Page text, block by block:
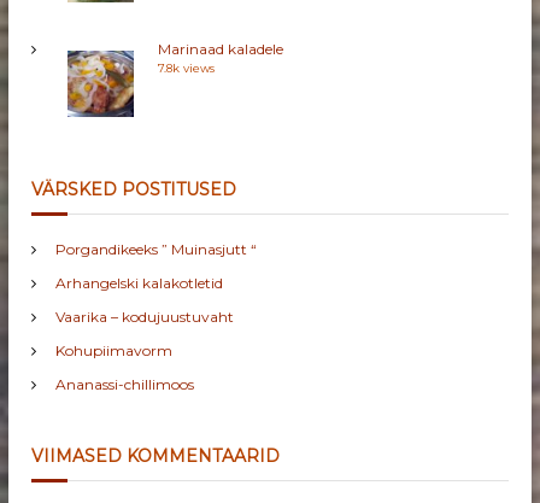
Marinaad kaladele
7.8k views
VÄRSKED POSTITUSED
Porgandikeeks ” Muinasjutt “
Arhangelski kalakotletid
Vaarika – kodujuustuvaht
Kohupiimavorm
Ananassi-chillimoos
VIIMASED KOMMENTAARID